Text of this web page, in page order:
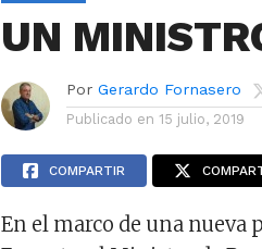
UN
Por Gerardo Fornasero
Publicado en 15 julio, 2019
COMPARTIR
En el marco de una